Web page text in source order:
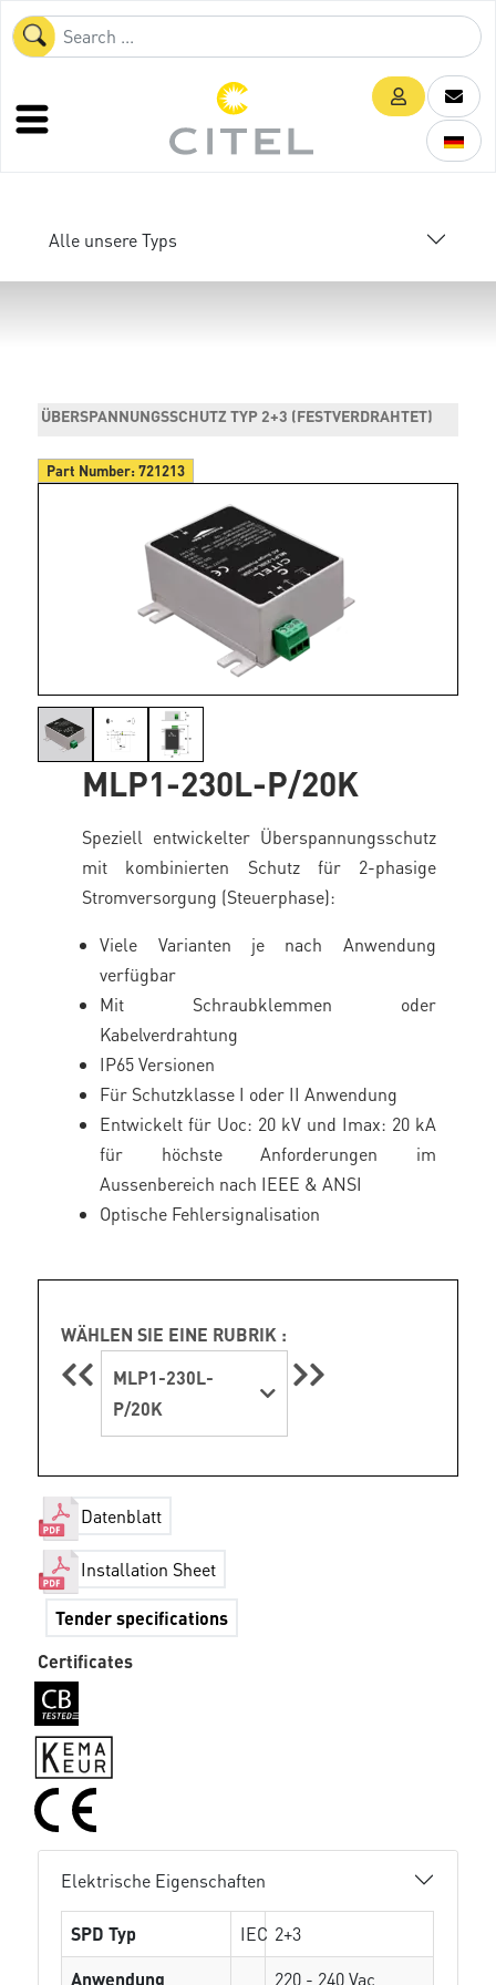
Alle unsere Typs
ÜBERSPANNUNGSSCHUTZ TYP 2+3 (FESTVERDRAHTET)
Part Number:721213
MLP1-230L-P/20K
Speziell entwickelter Überspannungsschutz
mit kombinierten Schutz für 2-phasige
Stromversorgung (Steuerphase):
Viele Varianten je nach Anwendung
verfügbar
Mit Schraubklemmen oder
Kabelverdrahtung
IP65 Versionen
Für Schutzklasse I oder II Anwendung
Entwickelt für Uoc: 20 kV und Imax: 20 kA
für höchste Anforderungen im
Aussenbereich nach IEEE & ANSI
Optische Fehlersignalisation
WÄHLEN SIE EINE RUBRIK :
MLP1-230L-
P/20K
Datenblatt
Installation Sheet
Tender specifications
Certificates
Elektrische Eigenschaften
SPD Typ IEC 2+3
Anwendung
220 - 240 Vac